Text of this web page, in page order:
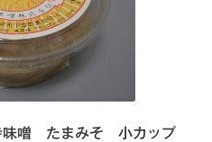
味噌 たまみそ 小カップ